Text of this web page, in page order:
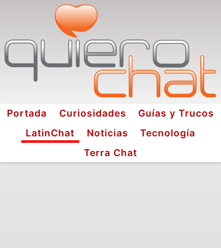
Portada Curiosidades
Guías y Trucos
LatinChat
Noticias
Tecnología
Terra Chat